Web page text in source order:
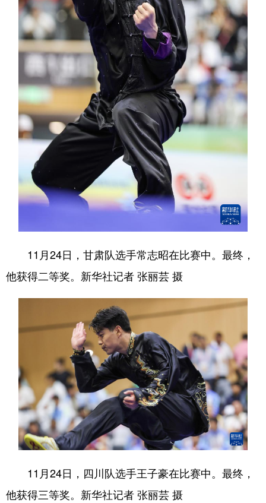
11月24日，甘肃队选手常志昭在比赛中。最终，
他获得二等奖。新华社记者 张丽芸 摄
11月24日，四川队选手王子豪在比赛中。最终，
他获得三等奖。新华社记者 张丽芸 摄